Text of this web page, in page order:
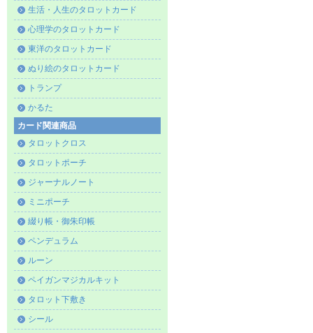
生活・人生のタロットカード
心理学のタロットカード
東洋のタロットカード
ぬり絵のタロットカード
トランプ
かるた
カード関連商品
タロットクロス
タロットポーチ
ジャーナルノート
ミニポーチ
綴り帳・御朱印帳
ペンデュラム
ルーン
ペイガンマジカルキット
タロット下敷き
シール